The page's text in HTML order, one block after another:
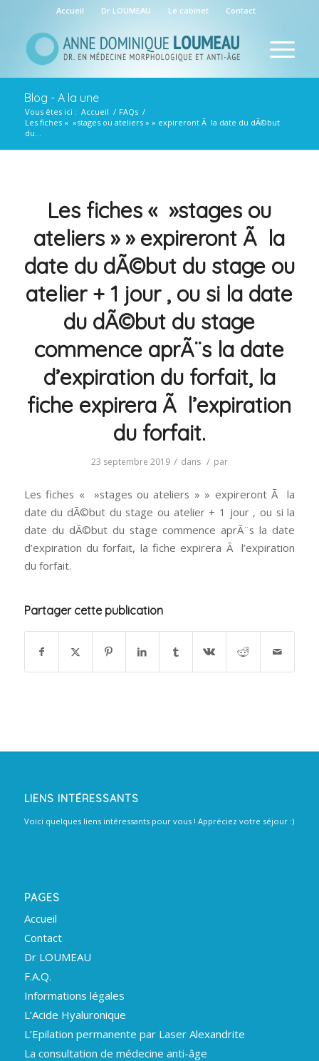
Accueil Dr LOUMEAU Le cabinet Contact
Blog - A la une
Vous êtes ici : Accueil / FAQs /
Les fiches « »stages ou ateliers » » expireront Ã la date du dÃ©but
du...
Les fiches « »stages ou
ateliers » » expireront Ã la
date du dÃ©but du stage ou
atelier + 1 jour , ou si la date
du dÃ©but du stage
commence aprÃ¨s la date
d’expiration du forfait, la
fiche expirera Ã l’expiration
du forfait.
23 septembre 2019 / dans / par
Les fiches « »stages ou ateliers » » expireront Ã la
date du dÃ©but du stage ou atelier + 1 jour , ou si la
date du dÃ©but du stage commence aprÃ¨s la date
d’expiration du forfait, la fiche expirera Ã l’expiration
du forfait.
Partager cette publication
LIENS INTÉRESSANTS
Voici quelques liens intéressants pour vous ! Appréciez votre séjour :)
PAGES
Accueil
Contact
Dr LOUMEAU
F.A.Q.
Informations légales
L’Acide Hyaluronique
L’Epilation permanente par Laser Alexandrite
La consultation de médecine anti-âge